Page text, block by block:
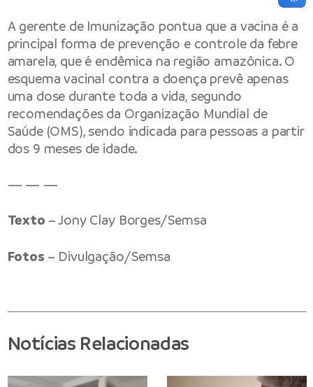
A gerente de Imunização pontua que a vacina é a
principal forma de prevenção e controle da febre
amarela, que é endêmica na região amazônica. O
esquema vacinal contra a doença prevê apenas
uma dose durante toda a vida, segundo
recomendações da Organização Mundial de
Saúde (OMS), sendo indicada para pessoas a partir
dos 9 meses de idade.
— — —
Texto – Jony Clay Borges/Semsa
Fotos – Divulgação/Semsa
Notícias Relacionadas